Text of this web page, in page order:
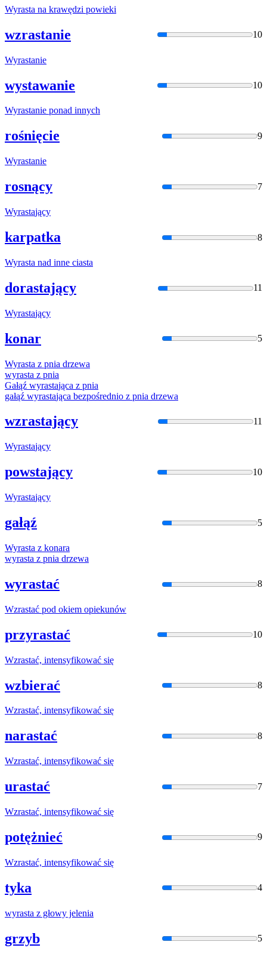
Wyrasta na krawędzi powieki
wzrastanie 10
Wyrastanie
wystawanie 10
Wyrastanie ponad innych
rośnięcie 9
Wyrastanie
rosnący 7
Wyrastający
karpatka 8
Wyrasta nad inne ciasta
dorastający 11
Wyrastający
konar 5
Wyrasta z pnia drzewa
wyrasta z pnia
Gałąź wyrastająca z pnia
gałąź wyrastająca bezpośrednio z pnia drzewa
wzrastający 11
Wyrastający
powstający 10
Wyrastający
gałąź 5
Wyrasta z konara
wyrasta z pnia drzewa
wyrastać 8
Wzrastać pod okiem opiekunów
przyrastać 10
Wzrastać, intensyfikować się
wzbierać 8
Wzrastać, intensyfikować się
narastać 8
Wzrastać, intensyfikować się
urastać 7
Wzrastać, intensyfikować się
potężnieć 9
Wzrastać, intensyfikować się
tyka 4
wyrasta z głowy jelenia
grzyb 5